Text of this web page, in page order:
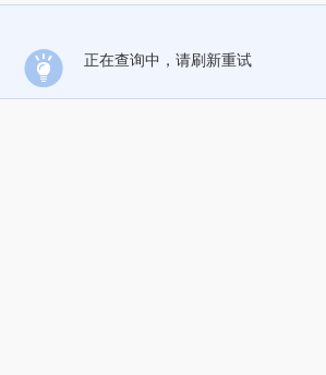
正在查询中，请刷新重试